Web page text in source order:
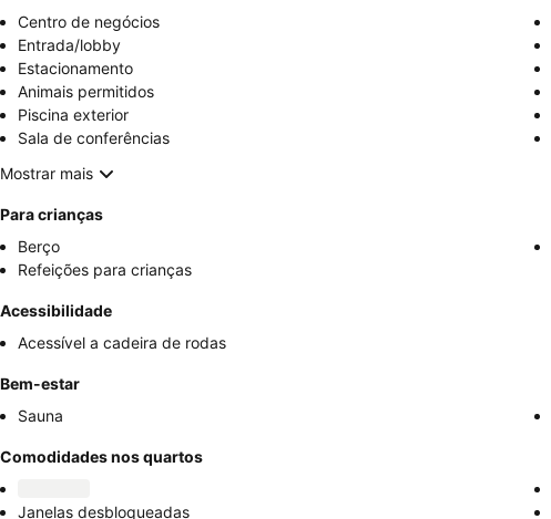
Centro de negócios
Entrada/lobby
Estacionamento
Animais permitidos
Piscina exterior
Sala de conferências
Mostrar mais
Para crianças
Berço
Refeições para crianças
Acessibilidade
Acessível a cadeira de rodas
Bem-estar
Sauna
Comodidades nos quartos
Janelas desbloqueadas